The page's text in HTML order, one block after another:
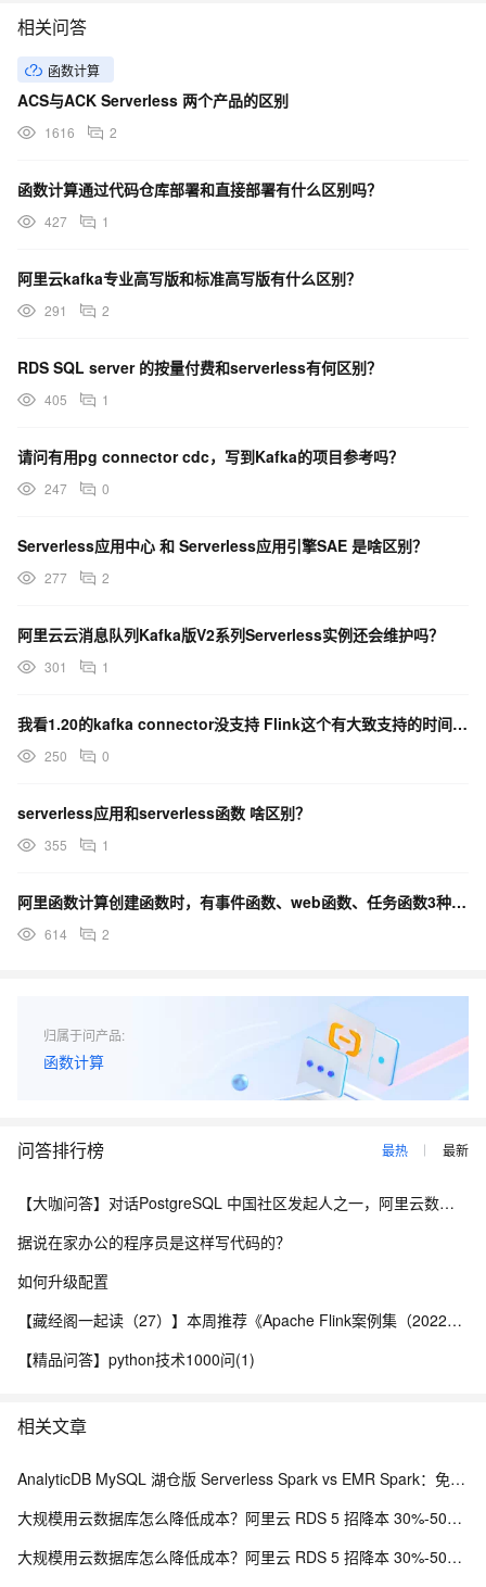
相关问答
函数计算
ACS与ACK Serverless 两个产品的区别
1616 2
函数计算通过代码仓库部署和直接部署有什么区别吗？
427 1
阿里云kafka专业高写版和标准高写版有什么区别？
291 2
RDS SQL server 的按量付费和serverless有何区别？
405 1
请问有用pg connector cdc，写到Kafka的项目参考吗？
247 0
Serverless应用中心 和 Serverless应用引擎SAE 是啥区别？
277 2
阿里云云消息队列Kafka版V2系列Serverless实例还会维护吗？
301 1
我看1.20的kafka connector没支持 Flink这个有大致支持的时间嘛？
250 0
serverless应用和serverless函数 啥区别？
355 1
阿里函数计算创建函数时，有事件函数、web函数、任务函数3种，有什么区别？
614 2
归属于问产品:
函数计算
问答排行榜 最热 最新
【大咖问答】对话PostgreSQL 中国社区发起人之一，阿里云数据库高级专家 德哥
据说在家办公的程序员是这样写代码的？
如何升级配置
【藏经阁一起读（27）】本周推荐《Apache Flink案例集（2022版）》，你有哪些心得？
【精品问答】python技术1000问(1)
相关文章
AnalyticDB MySQL 湖仓版 Serverless Spark vs EMR Spark：免运维、弹性与成本全维度对比
大规模用云数据库怎么降低成本？阿里云 RDS 5 招降本 30%-50% 实战方案
大规模用云数据库怎么降低成本？阿里云 RDS 5 招降本 30%-50% 实战方案